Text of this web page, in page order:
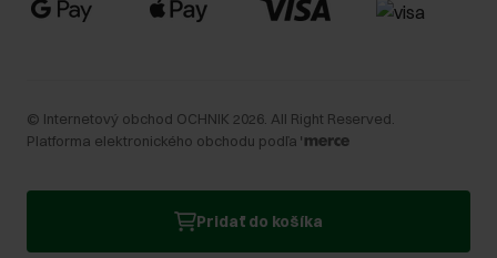
Pridať do košíka
© Internetový obchod OCHNIK 2026 . All Right Reserved.
Platforma elektronického obchodu podľa